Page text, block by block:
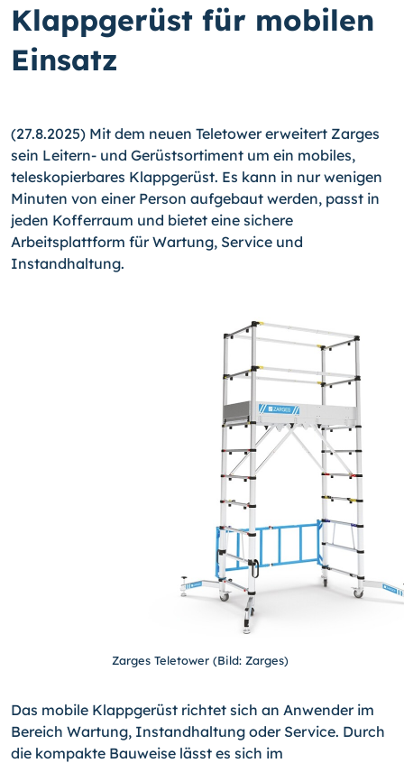
Klappgerüst für mobilen
Einsatz
(27.8.2025) Mit dem neuen Teletower erweitert Zarges
sein Leitern- und Gerüstsortiment um ein mobiles,
teleskopierbares Klappgerüst. Es kann in nur wenigen
Minuten von einer Person aufgebaut werden, passt in
jeden Kofferraum und bietet eine sichere
Arbeitsplattform für Wartung, Service und
Instandhaltung.
Zarges Teletower (Bild: Zarges)
Das mobile Klappgerüst richtet sich an Anwender im
Bereich Wartung, Instandhaltung oder Service. Durch
die kompakte Bauweise lässt es sich im